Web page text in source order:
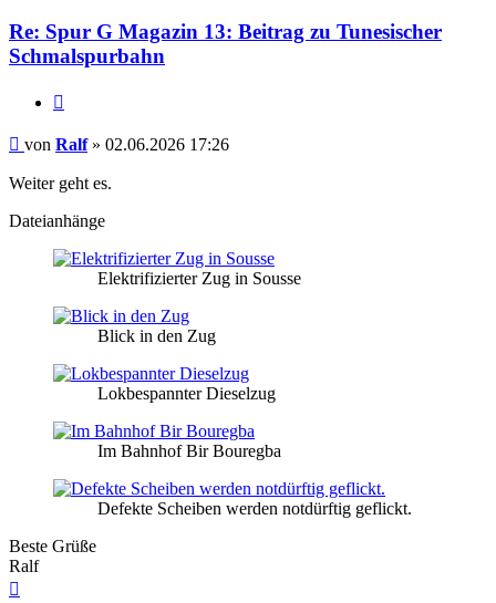
Re: Spur G Magazin 13: Beitrag zu Tunesischer
Schmalspurbahn
Beitrag
von Ralf» 02.06.2026 17:26
Weiter geht es.
Dateianhänge
Elektrifizierter Zug in Sousse
Blick in den Zug
Lokbespannter Dieselzug
Im Bahnhof Bir Bouregba
Defekte Scheiben werden notdürftig geflickt.
Beste Grüße
Ralf